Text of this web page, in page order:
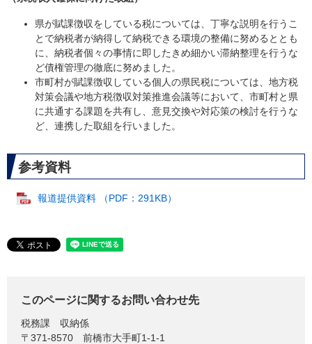
県が賦課徴収をしている税については、丁寧な説明を行うこ
とで納税者が納得して納税できる環境の整備に努めるととも
に、納税者個々の事情に即したきめ細かい滞納整理を行うな
ど債権管理の徹底に努めました。
市町村が賦課徴収している個人の県民税については、地方税
対策会議や地方税徴収対策推進会議等において、市町村と県
に共通する課題を共有し、意見交換や対応策の検討を行うな
ど、連携した取組を行いました。
参考資料
報道提供資料 （PDF：291KB）
このページに関するお問い合わせ先
税務課
収納係
〒371-8570
前橋市大手町1-1-1